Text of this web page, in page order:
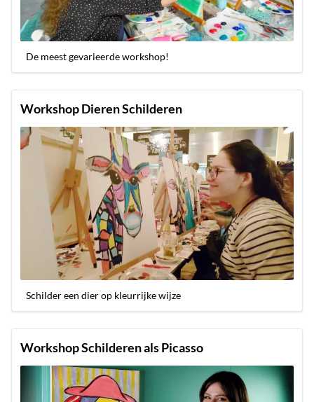
De meest gevarieerde workshop!
Workshop Dieren Schilderen
Schilder een dier op kleurrijke wijze
Workshop Schilderen als Picasso